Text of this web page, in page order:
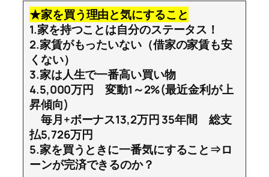
★家を買う理由と気にすること
1.家を持つことは自分のステータス！
2.家賃がもったいない（借家の家賃も安
くない）
3.家は人生で一番高い買い物
4.5,000万円 変動1～2%(最近金利が上
昇傾向)
毎月+ボーナス13,2万円 35年間 総支
払5,726万円
5.家を買うときに一番気にすること⇒ロ
ーンが完済できるのか？